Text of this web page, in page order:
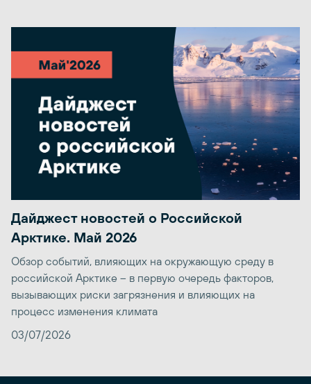
Дайджест новостей о Российской
Арктике. Май 2026
Обзор событий, влияющих на окружающую среду в
российской Арктике – в первую очередь факторов,
вызывающих риски загрязнения и влияющих на
процесс изменения климата
03/07/2026